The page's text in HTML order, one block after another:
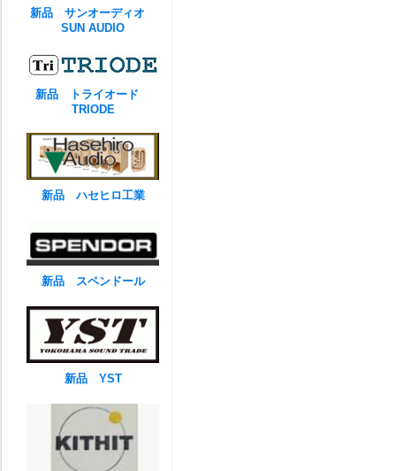
新品 サンオーディオ
SUN AUDIO
新品 トライオード
TRIODE
新品 ハセヒロ工業
新品 スペンドール
新品 YST